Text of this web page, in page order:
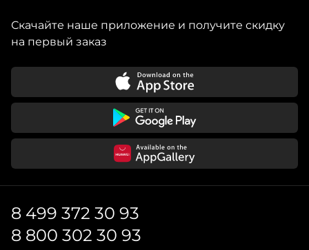
Скачайте наше приложение и получите скидку
на первый заказ
8 499 372 30 93
8 800 302 30 93